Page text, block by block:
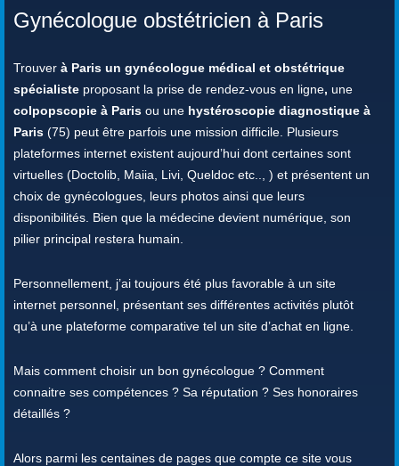
Gynécologue obstétricien à Paris
Trouver à Paris un gynécologue médical et obstétrique
spécialiste proposant la prise de rendez-vous en ligne, une
colpopscopie à Paris ou une hystéroscopie diagnostique à
Paris (75) peut être parfois une mission difficile. Plusieurs
plateformes internet existent aujourd’hui dont certaines sont
virtuelles (Doctolib, Maiia, Livi, Queldoc etc.., ) et présentent un
choix de gynécologues, leurs photos ainsi que leurs
disponibilités. Bien que la médecine devient numérique, son
pilier principal restera humain.
Personnellement, j’ai toujours été plus favorable à un site
internet personnel, présentant ses différentes activités plutôt
qu’à une plateforme comparative tel un site d’achat en ligne.
Mais comment choisir un bon gynécologue ? Comment
connaitre ses compétences ? Sa réputation ? Ses honoraires
détaillés ?
Alors parmi les centaines de pages que compte ce site vous